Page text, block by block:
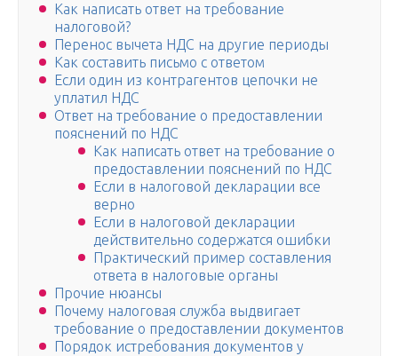
Как написать ответ на требование
налоговой?
Перенос вычета НДС на другие периоды
Как составить письмо с ответом
Если один из контрагентов цепочки не
уплатил НДС
Ответ на требование о предоставлении
пояснений по НДС
Как написать ответ на требование о
предоставлении пояснений по НДС
Если в налоговой декларации все
верно
Если в налоговой декларации
действительно содержатся ошибки
Практический пример составления
ответа в налоговые органы
Прочие нюансы
Почему налоговая служба выдвигает
требование о предоставлении документов
Порядок истребования документов у